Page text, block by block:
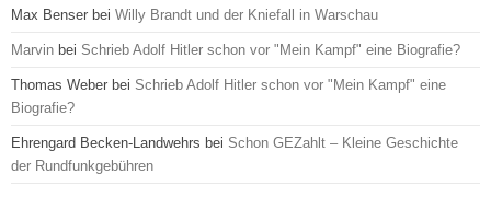
Max Benser bei Willy Brandt und der Kniefall in Warschau
Marvin bei Schrieb Adolf Hitler schon vor "Mein Kampf" eine Biografie?
Thomas Weber bei Schrieb Adolf Hitler schon vor "Mein Kampf" eine
Biografie?
Ehrengard Becken-Landwehrs bei Schon GEZahlt – Kleine Geschichte
der Rundfunkgebühren